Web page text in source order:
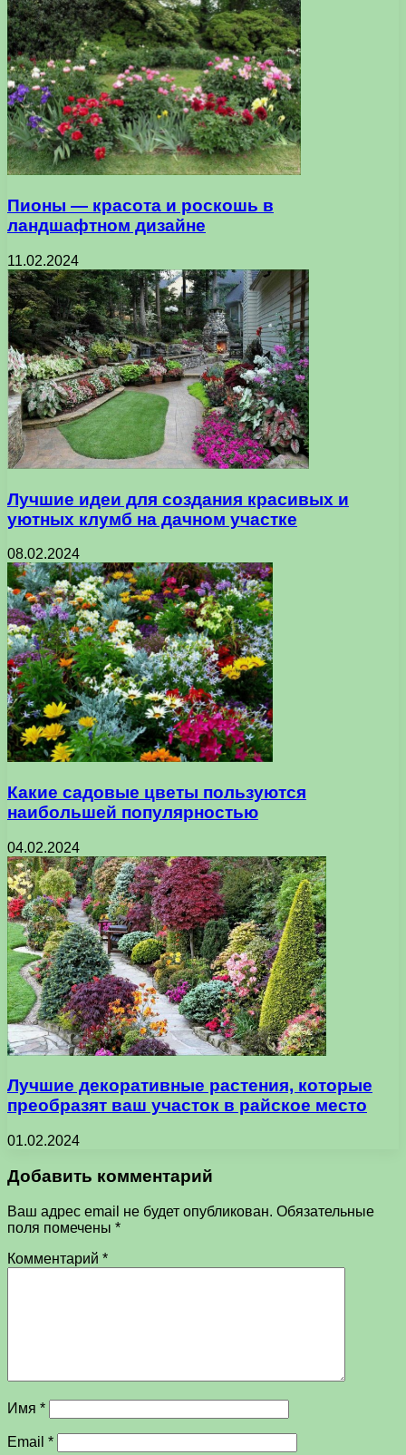
Пионы — красота и роскошь в
ландшафтном дизайне
11.02.2024
Лучшие идеи для создания красивых и
уютных клумб на дачном участке
08.02.2024
Какие садовые цветы пользуются
наибольшей популярностью
04.02.2024
Лучшие декоративные растения, которые
преобразят ваш участок в райское место
01.02.2024
Добавить комментарий
Ваш адрес email не будет опубликован. Обязательные
поля помечены *
Комментарий *
Имя *
Email *